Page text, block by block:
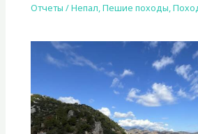
Отчеты /Непал,Пешие походы,